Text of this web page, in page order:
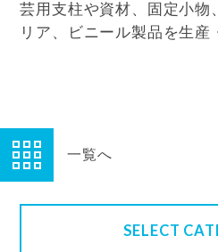
芸用支柱や資材、固定小物
リア、ビニール製品を生産
一覧へ
SELECT